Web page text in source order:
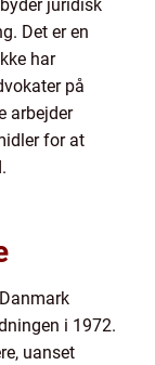
juridisk
Det er en
har
på
arbejder
for at
i 1972.
uanset